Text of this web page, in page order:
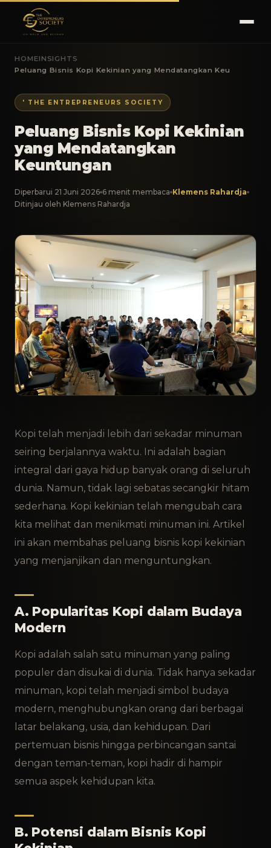
HOMEINSIGHTS
Peluang Bisnis Kopi Kekinian yang Mendatangkan Keu
' THE ENTREPRENEURS SOCIETY
Peluang Bisnis Kopi Kekinian
yang Mendatangkan
Keuntungan
Diperbarui 21 Juni 2026 6 menit membaca Klemens Rahardja
Ditinjau oleh Klemens Rahardja
Kopi telah menjadi lebih dari sekadar minuman
seiring berjalannya waktu. Ini adalah bagian
integral dari gaya hidup banyak orang di seluruh
dunia. Namun, tidak lagi sebatas secangkir hitam
sederhana. Kopi kekinian telah mengubah cara
kita melihat dan menikmati minuman ini. Artikel
ini akan membahas peluang bisnis kopi kekinian
yang menjanjikan dan menguntungkan.
A. Popularitas Kopi dalam Budaya
Modern
Kopi adalah salah satu minuman yang paling
populer dan disukai di dunia. Tidak hanya sekadar
minuman, kopi telah menjadi simbol budaya
modern, menghubungkan orang dari berbagai
latar belakang, usia, dan kehidupan. Dari
pertemuan bisnis hingga perbincangan santai
dengan teman-teman, kopi hadir di hampir
semua aspek kehidupan kita.
B. Potensi dalam Bisnis Kopi